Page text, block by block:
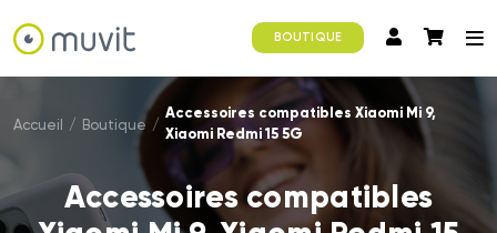
BOUTIQUE
Accueil / Boutique /
Accessoires compatibles Xiaomi Mi 9,
Xiaomi Redmi 15 5G
Accessoires compatibles